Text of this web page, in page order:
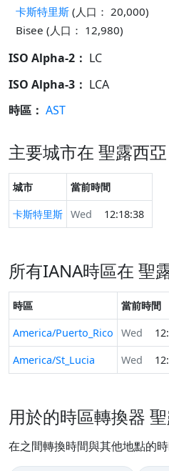
卡斯特里斯 (人口： 20,000)
Bisee (人口： 12,980)
ISO Alpha-2： LC
ISO Alpha-3： LCA
時區： AST
主要城市在 聖露西亞
城市
當前時間
卡斯特里斯 Wed 12:18:38
所有IANA時區在 聖
時區
當前時間
America/Puerto_Rico
Wed
America/St_Lucia
Wed
用於的時區轉換器
在之間轉換時間與其他地點的